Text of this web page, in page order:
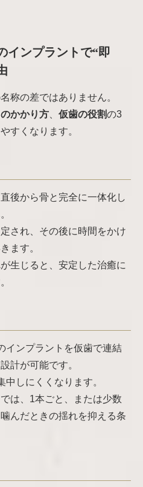
インプラントで“即
称の差ではありません。
かかり方 仮歯の役割の3
すくなります。
後から骨と完全に一体化し
され、その後に時間をかけ
ます。
生じると、安定した治癒に
インプラントを仮歯で連結
計が可能です。
しにくくなります。
は、1本ごと、または少数
んだときの揺れを抑える条